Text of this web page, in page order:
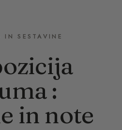
IN SESTAVINE
:
in note